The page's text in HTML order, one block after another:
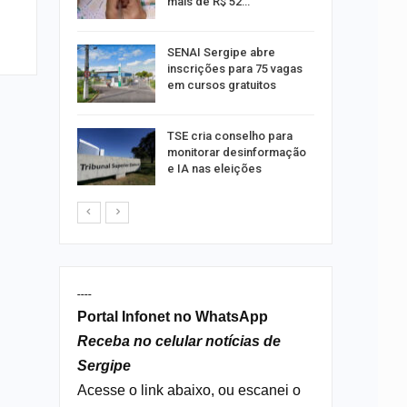
SENAI Sergipe abre
inscrições para 75 vagas
em cursos gratuitos
TSE cria conselho para
monitorar desinformação
e IA nas eleições
----
Portal Infonet no WhatsApp
Receba no celular notícias de
Sergipe
Acesse o link abaixo, ou escanei o